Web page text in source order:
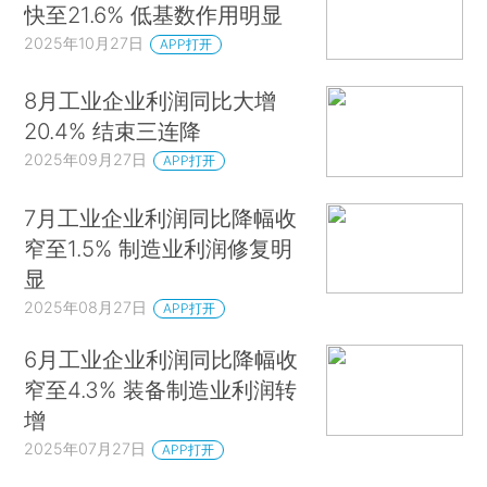
快至21.6% 低基数作用明显
2025年10月27日 APP打开
8月工业企业利润同比大增
20.4% 结束三连降
2025年09月27日 APP打开
7月工业企业利润同比降幅收
窄至1.5% 制造业利润修复明
显
2025年08月27日 APP打开
6月工业企业利润同比降幅收
窄至4.3% 装备制造业利润转
增
2025年07月27日 APP打开